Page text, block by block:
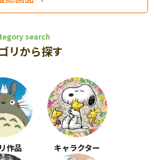
search
リから探す
作品 キャラクター